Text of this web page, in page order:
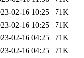
02-16 10:25
71K
02-16 10:25
71K
02-16 04:25
71K
02-16 04:25
71K